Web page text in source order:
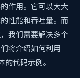
作用。它可以大大
性能和吞吐量。而
我们需要解决多个
将介绍如何利用
代码示例。